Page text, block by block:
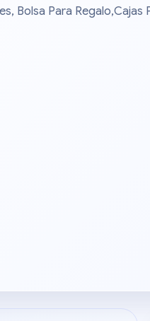
Bolsa Para Regalo,Cajas